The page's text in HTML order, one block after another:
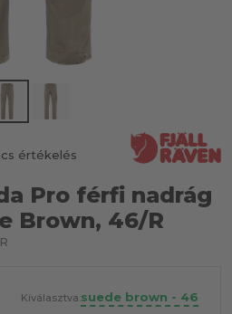
értékelés
Pro férfi nadrág
Brown, 46/R
Kiválasztva:suede brown - 46